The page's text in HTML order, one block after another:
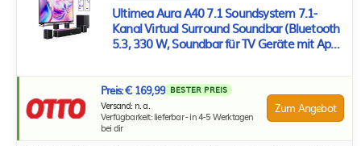
Ultimea Aura A40 7.1 Soundsystem 7.1-
Kanal Virtual Surround Soundbar (Bluetooth
5.3, 330 W, Soundbar für TV Geräte mit App
Preis: € 169,99 BESTER PREIS
Versand: n. a.
Verfügbarkeit: lieferbar - in 4-5 Werktagen
bei dir
Zum Angebot